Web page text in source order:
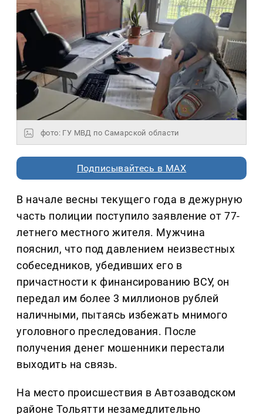
фото: ГУ МВД по Самарской области
Подписывайтесь в MAX
В начале весны текущего года в дежурную
часть полиции поступило заявление от 77-
летнего местного жителя. Мужчина
пояснил, что под давлением неизвестных
собеседников, убедивших его в
причастности к финансированию ВСУ, он
передал им более 3 миллионов рублей
наличными, пытаясь избежать мнимого
уголовного преследования. После
получения денег мошенники перестали
выходить на связь.
На место происшествия в Автозаводском
районе Тольятти незамедлительно